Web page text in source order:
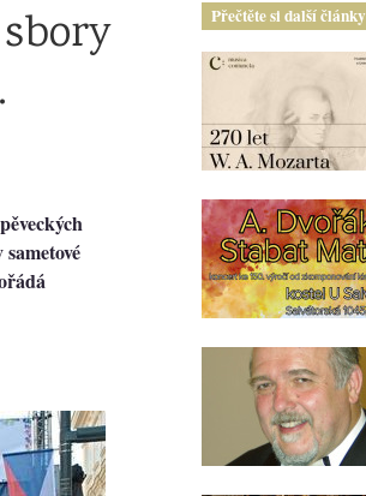
Přečtěte si další články